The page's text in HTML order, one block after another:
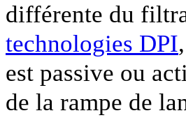
différente du
technologies DPI
est passive ou
de la rampe de